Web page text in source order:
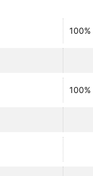
100%
100%